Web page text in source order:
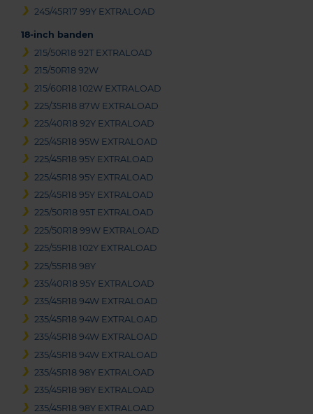
245/45R17 99Y EXTRALOAD
18-inch banden
215/50R18 92T EXTRALOAD
215/50R18 92W
215/60R18 102W EXTRALOAD
225/35R18 87W EXTRALOAD
225/40R18 92Y EXTRALOAD
225/45R18 95W EXTRALOAD
225/45R18 95Y EXTRALOAD
225/45R18 95Y EXTRALOAD
225/45R18 95Y EXTRALOAD
225/50R18 95T EXTRALOAD
225/50R18 99W EXTRALOAD
225/55R18 102Y EXTRALOAD
225/55R18 98Y
235/40R18 95Y EXTRALOAD
235/45R18 94W EXTRALOAD
235/45R18 94W EXTRALOAD
235/45R18 94W EXTRALOAD
235/45R18 94W EXTRALOAD
235/45R18 98Y EXTRALOAD
235/45R18 98Y EXTRALOAD
235/45R18 98Y EXTRALOAD